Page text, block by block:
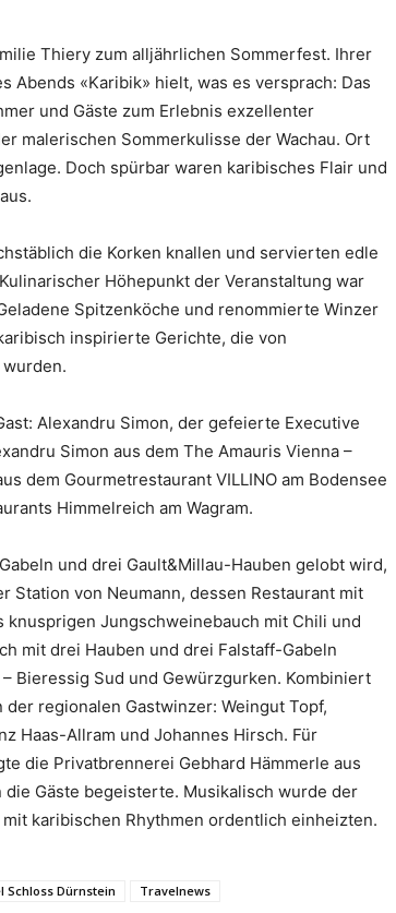
Thiery zum alljährlichen Sommerfest. Ihrer
Abends «Karibik» hielt, was es versprach: Das
und Gäste zum Erlebnis exzellenter
malerischen Sommerkulisse der Wachau. Ort
Doch spürbar waren karibisches Flair und
die Korken knallen und servierten edle
Höhepunkt der Veranstaltung war
Spitzenköche und renommierte Winzer
inspirierte Gerichte, die von
Alexandru Simon, der gefeierte Executive
Simon aus dem The Amauris Vienna –
dem Gourmetrestaurant VILLINO am Bodensee
Himmelreich am Wagram.
und drei Gault&Millau-Hauben gelobt wird,
Station von Neumann, dessen Restaurant mit
Jungschweinebauch mit Chili und
mit drei Hauben und drei Falstaff-Gabeln
Bieressig Sud und Gewürzgurken. Kombiniert
regionalen Gastwinzer: Weingut Topf,
Haas-Allram und Johannes Hirsch. Für
die Privatbrennerei Gebhard Hämmerle aus
Gäste begeisterte. Musikalisch wurde der
karibischen Rhythmen ordentlich einheizten.
Schloss Dürnstein Travelnews